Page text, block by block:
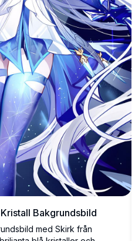
Bakgrundsbild
med Skirk från